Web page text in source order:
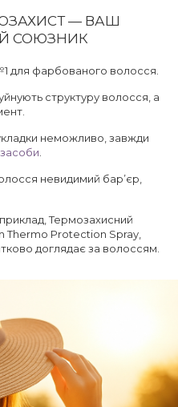
— ВАШ
СОЮЗНИК
для фарбованого волосся.
структуру волосся, а
неможливо, завжди
невидимий бар’єр,
Термозахисний
Thermo Protection Spray,
доглядає за волоссям.